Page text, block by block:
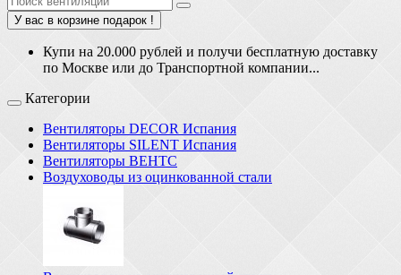
У вас в корзине подарок !
Купи на 20.000 рублей и получи бесплатную доставку
по Москве или до Транспортной компании...
Категории
Вентиляторы DECOR Испания
Вентиляторы SILENT Испания
Вентиляторы ВЕНТС
Воздуховоды из оцинкованной стали